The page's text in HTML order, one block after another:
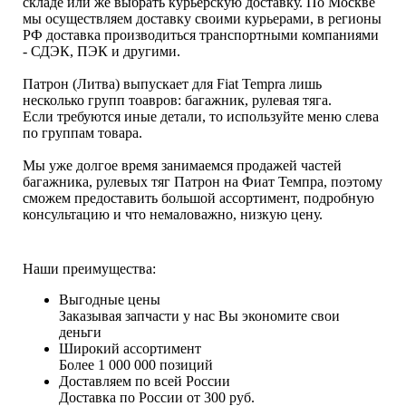
мы осуществляем доставку своими курьерами, в регионы
РФ доставка производиться транспортными компаниями
- СДЭК, ПЭК и другими.
Патрон (Литва) выпускает для Fiat Tempra лишь
несколько групп тоавров: багажник, рулевая тяга.
Если требуются иные детали, то используйте меню слева
по группам товара.
Мы уже долгое время занимаемся продажей частей
багажника, рулевых тяг Патрон на Фиат Темпра, поэтому
сможем предоставить большой ассортимент, подробную
консультацию и что немаловажно, низкую цену.
Наши преимущества:
Выгодные цены
Заказывая запчасти у нас Вы экономите свои
деньги
Широкий ассортимент
Более 1 000 000 позиций
Доставляем по всей России
Доставка по России от 300 руб.